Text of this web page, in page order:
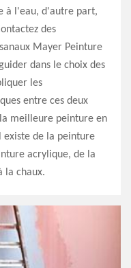
à l'eau, d'autre part,
des
Mayer Peinture
dans le choix des
les
entre ces deux
meilleure peinture en
existe de la peinture
acrylique, de la
la chaux.